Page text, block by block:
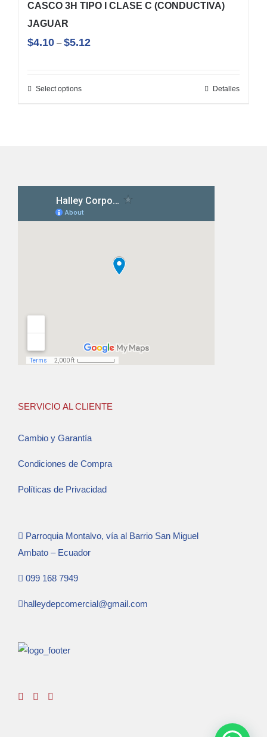
CASCO 3H TIPO I CLASE C (CONDUCTIVA)
JAGUAR
$4.10 –$5.12
Select options Detalles
SERVICIO AL CLIENTE
Cambio y Garantía
Condiciones de Compra
Políticas de Privacidad
Parroquia Montalvo, vía al Barrio San Miguel
Ambato – Ecuador
099 168 7949
halleydepcomercial@gmail.com